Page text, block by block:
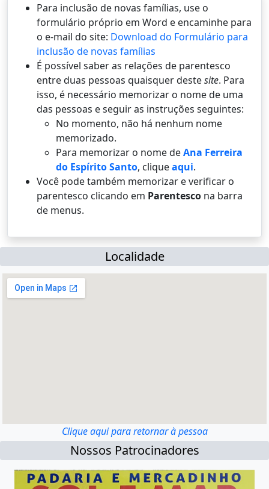
Para inclusão de novas famílias, use o
formulário próprio em Word e encaminhe para
o e-mail do site: Download do Formulário para
inclusão de novas famílias
É possí­vel saber as relações de parentesco
entre duas pessoas quaisquer destesite. Para
isso, é necessário memorizar o nome de uma
das pessoas e seguir as instruções seguintes:
No momento, não há nenhum nome
memorizado.
Para memorizar o nome deAna Ferreira
do Espírito Santo, cliqueaqui.
Você pode também memorizar e verificar o
parentesco clicando em Parentesco na barra
de menus.
Localidade
Clique aqui para retornar à pessoa
Nossos Patrocinadores